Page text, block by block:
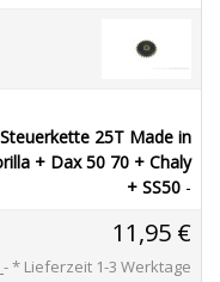
25T Made in
+ Dax 50 70 + Chaly
+ SS50 -
11,95 €
* Lieferzeit 1-3 Werktage